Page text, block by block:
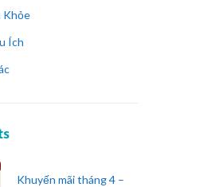
Khỏe
Ích
Khuyến mãi tháng 4 –